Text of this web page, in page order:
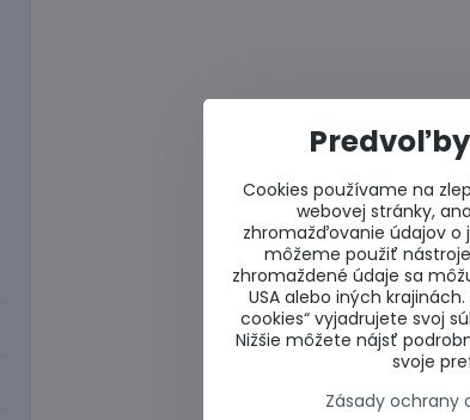
Cookies používame na
webovej stránky,
zhromažďovanie údajov o
môžeme použiť
zhromaždené údaje sa
USA alebo iných
cookies“ vyjadrujete svoj
Nižšie môžete nájsť
svoje
Zásady ochrany